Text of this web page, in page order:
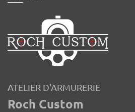
ATELIER D'ARMURERIE
Roch Custom